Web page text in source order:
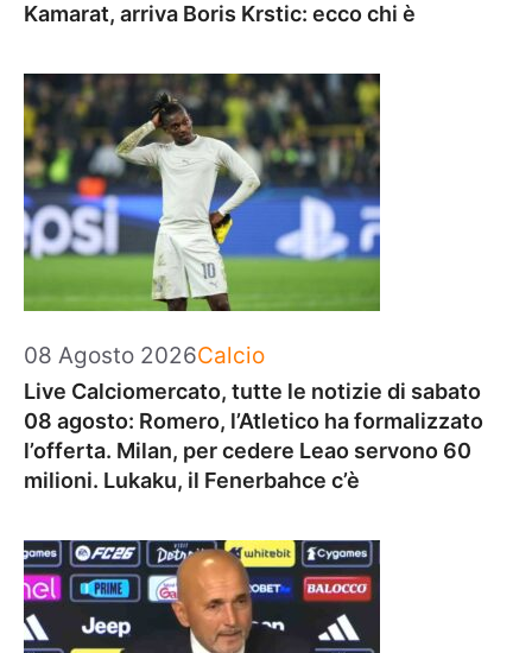
Kamarat, arriva Boris Krstic: ecco chi è
08 Agosto 2026Categorie
Calcio
Live Calciomercato, tutte le notizie di sabato
08 agosto: Romero, l’Atletico ha formalizzato
l’offerta. Milan, per cedere Leao servono 60
milioni. Lukaku, il Fenerbahce c’è